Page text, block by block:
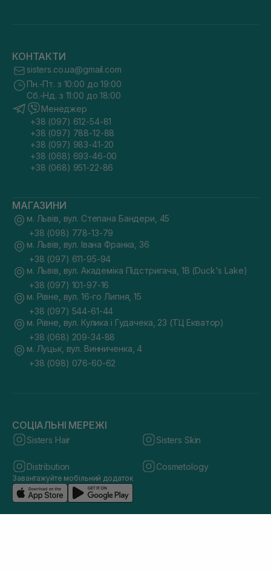
КОНТАКТИ
sisters.co.ua@gmail.com
Пн.-Пт. з 10:00 до 19:00
Сб.-Нд. з 11:00 до 18:00
Менеджер
+38 (097) 612-54-81
+38 (097) 788-12-88
+38 (097) 983-41-20
+38 (068) 693-46-00
+38 (068) 951-22-86
МАГАЗИНИ
м. Львів, вул. Степана Бандери, 45
+38 (098) 778-13-79
м. Львів, вул. Івана Франка, 36
+38 (097) 611-95-94
м. Львів, вул. Академіка Підстригача, 1В (Duck's Lake)
+38 (097) 101-97-16
м. Рівне, вул. 16-го Липня, 15
+38 (097) 544-61-44
м. Рівне, вул. Кулика і Гудачека, 23 (ТЦ Екватор)
+38 (068) 209-34-88
м. Луцьк, вул. Винниченка, 4
+38 (098) 076-60-62
СОЦІАЛЬНІ МЕРЕЖІ
Sisters Hair Sisters Skin
Distribution Cosmetology
Завантажуйте мобільний додаток